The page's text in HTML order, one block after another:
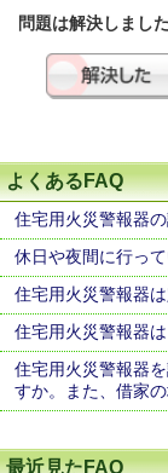
問題は解決しまし
よくあるFAQ
住宅用火災警報器
休日や夜間に行っ
住宅用火災警報器
住宅用火災警報器
住宅用火災警報器
すか。また、借家
最近見たFAQ